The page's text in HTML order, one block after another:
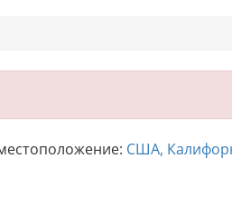
США,